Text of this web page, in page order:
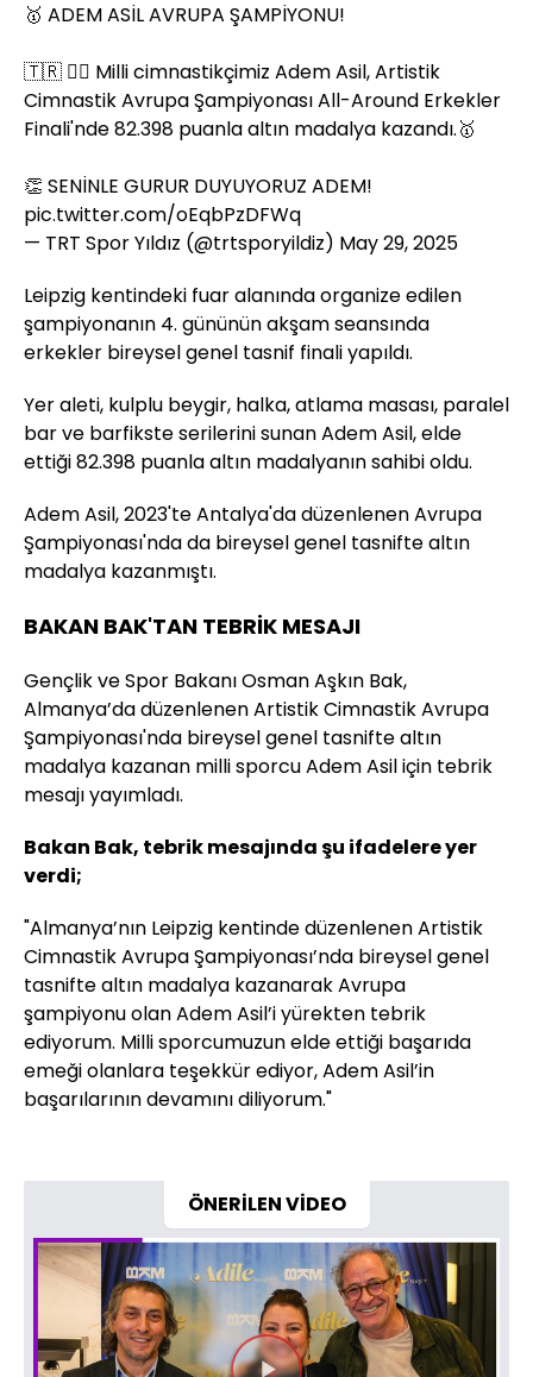
🥇 ADEM ASİL AVRUPA ŞAMPİYONU!
🇹🇷 🤸‍♂️ Milli cimnastikçimiz Adem Asil, Artistik
Cimnastik Avrupa Şampiyonası All-Around Erkekler
Finali'nde 82.398 puanla altın madalya kazandı.🥇
👏 SENİNLE GURUR DUYUYORUZ ADEM!
pic.twitter.com/oEqbPzDFWq
— TRT Spor Yıldız (@trtsporyildiz) May 29, 2025
Leipzig kentindeki fuar alanında organize edilen
şampiyonanın 4. gününün akşam seansında
erkekler bireysel genel tasnif finali yapıldı.
Yer aleti, kulplu beygir, halka, atlama masası, paralel
bar ve barfikste serilerini sunan Adem Asil, elde
ettiği 82.398 puanla altın madalyanın sahibi oldu.
Adem Asil, 2023'te Antalya'da düzenlenen Avrupa
Şampiyonası'nda da bireysel genel tasnifte altın
madalya kazanmıştı.
BAKAN BAK'TAN TEBRİK MESAJI
Gençlik ve Spor Bakanı Osman Aşkın Bak,
Almanya’da düzenlenen Artistik Cimnastik Avrupa
Şampiyonası'nda bireysel genel tasnifte altın
madalya kazanan milli sporcu Adem Asil için tebrik
mesajı yayımladı.
Bakan Bak, tebrik mesajında şu ifadelere yer
verdi;
"Almanya’nın Leipzig kentinde düzenlenen Artistik
Cimnastik Avrupa Şampiyonası’nda bireysel genel
tasnifte altın madalya kazanarak Avrupa
şampiyonu olan Adem Asil’i yürekten tebrik
ediyorum. Milli sporcumuzun elde ettiği başarıda
emeği olanlara teşekkür ediyor, Adem Asil’in
başarılarının devamını diliyorum."
ÖNERİLEN VİDEO